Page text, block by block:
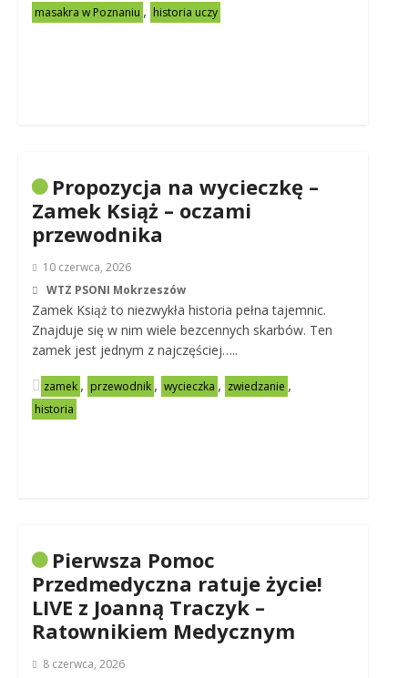
masakra w Poznaniu , historia uczy
Propozycja na wycieczkę –
Zamek Książ – oczami
przewodnika
10 czerwca, 2026
WTZ PSONI Mokrzeszów
Zamek Książ to niezwykła historia pełna tajemnic.
Znajduje się w nim wiele bezcennych skarbów. Ten
zamek jest jednym z najczęściej…..
zamek , przewodnik , wycieczka , zwiedzanie ,
historia
Pierwsza Pomoc
Przedmedyczna ratuje życie!
LIVE z Joanną Traczyk –
Ratownikiem Medycznym
8 czerwca, 2026